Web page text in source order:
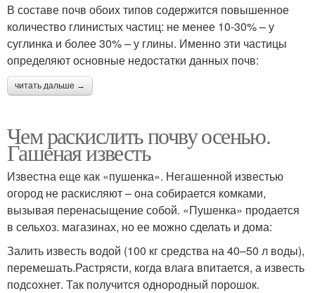
В составе почв обоих типов содержится повышенное
количество глинистых частиц: не менее 10-30% – у
суглинка и более 30% – у глины. Именно эти частицы
определяют основные недостатки данных почв:
читать дальше →
Чем раскислить почву осенью.
Гашеная известь
Известна еще как «пушенка». Негашенной известью
огород не раскисляют – она собирается комками,
вызывая перенасыщение собой. «Пушенка» продается
в сельхоз. магазинах, но ее можно сделать и дома:
Залить известь водой (100 кг средства на 40–50 л воды),
перемешать.Растрясти, когда влага впитается, а известь
подсохнет. Так получится однородный порошок.